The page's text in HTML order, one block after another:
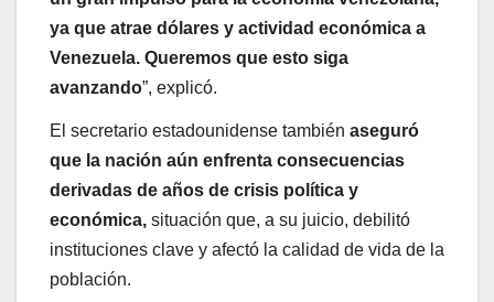
ya que atrae dólares y actividad económica a
Venezuela. Queremos que esto siga
avanzando”, explicó.
El secretario estadounidense también aseguró
que la nación aún enfrenta consecuencias
derivadas de años de crisis política y
económica, situación que, a su juicio, debilitó
instituciones clave y afectó la calidad de vida de la
población.